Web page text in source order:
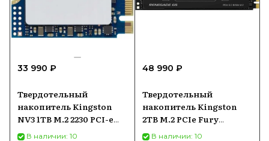
33 990 ₽
Твердотельный
накопитель Kingston
NV3 1TB M.2 2230 PCI-e
4.0 NVMe SNV3SM31T0
В наличии: 10
48 990 ₽
Твердотельный
накопитель Kingston
2TB M.2 PCIe Fury
Renegade G5 SFYR2S2T0
В наличии: 10